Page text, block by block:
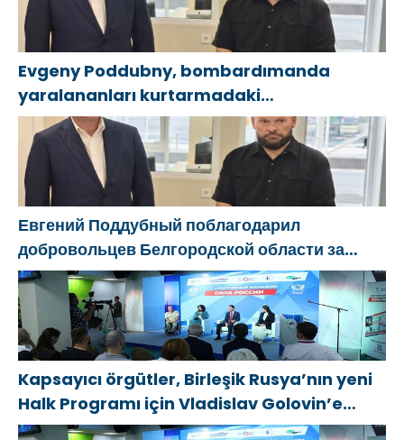
Evgeny Poddubny, bombardımanda
yaralananları kurtarmadaki
cesaretlerinden dolayı Belgorod
bölgesindeki gönüllülere teşekkür etti
Евгений Поддубный поблагодарил
добровольцев Белгородской области за
мужество в спасении пострадавших от
обстрелов
Kapsayıcı örgütler, Birleşik Rusya’nın yeni
Halk Programı için Vladislav Golovin’e
teklifler sundu